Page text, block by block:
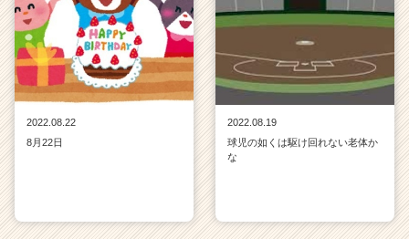
2022.08.22
8月22日
2022.08.19
球児の如くは駆け回れない老体か
な